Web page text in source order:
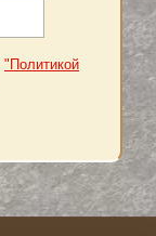
"Политикой